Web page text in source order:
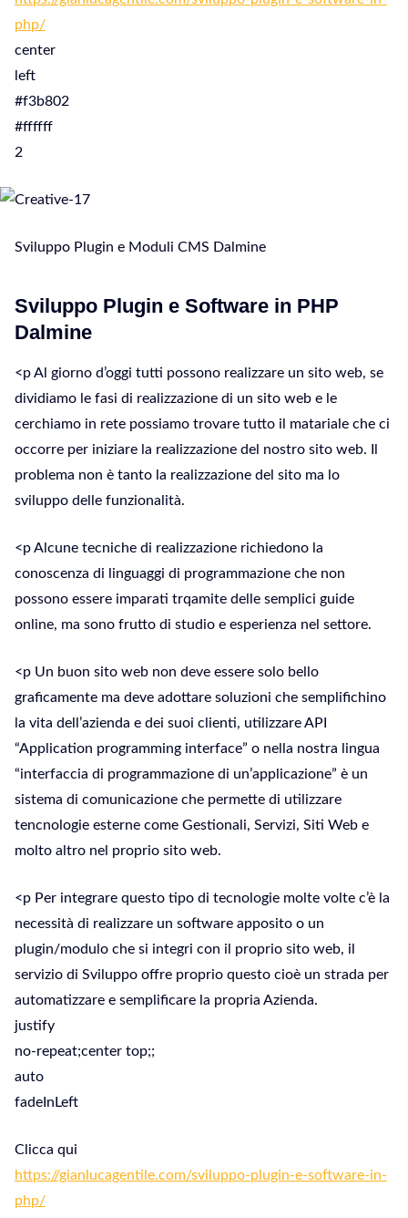
php/
center
left
#f3b802
#ffffff
2
Sviluppo Plugin e Moduli CMS Dalmine
Sviluppo Plugin e Software in PHP
Dalmine
<p Al giorno d’oggi tutti possono realizzare un sito web, se
dividiamo le fasi di realizzazione di un sito web e le
cerchiamo in rete possiamo trovare tutto il matariale che ci
occorre per iniziare la realizzazione del nostro sito web. Il
problema non è tanto la realizzazione del sito ma lo
sviluppo delle funzionalità.
<p Alcune tecniche di realizzazione richiedono la
conoscenza di linguaggi di programmazione che non
possono essere imparati trqamite delle semplici guide
online, ma sono frutto di studio e esperienza nel settore.
<p Un buon sito web non deve essere solo bello
graficamente ma deve adottare soluzioni che semplifichino
la vita dell’azienda e dei suoi clienti, utilizzare API
“Application programming interface” o nella nostra lingua
“interfaccia di programmazione di un’applicazione” è un
sistema di comunicazione che permette di utilizzare
tencnologie esterne come Gestionali, Servizi, Siti Web e
molto altro nel proprio sito web.
<p Per integrare questo tipo di tecnologie molte volte c’è la
necessità di realizzare un software apposito o un
plugin/modulo che si integri con il proprio sito web, il
servizio di Sviluppo offre proprio questo cioè un strada per
automatizzare e semplificare la propria Azienda.
justify
no-repeat;center top;;
auto
fadeInLeft
Clicca qui
https://gianlucagentile.com/sviluppo-plugin-e-software-in-
php/